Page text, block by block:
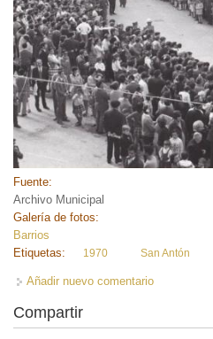
Fuente:
Archivo Municipal
Galería de fotos:
Barrios
Etiquetas:
1970 San Antón
Añadir nuevo comentario
Compartir